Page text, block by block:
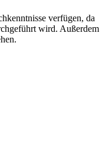
verfügen, da
wird. Außerdem